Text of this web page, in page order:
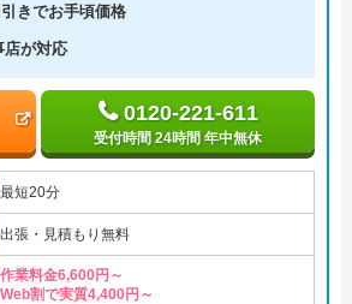
きでお手頃価格
店が対応
0120-221-611
受付時間 24時間 年中無休
最短20分
出張・見積もり無料
作業料金6,600円～
Web割で実質4,400円～